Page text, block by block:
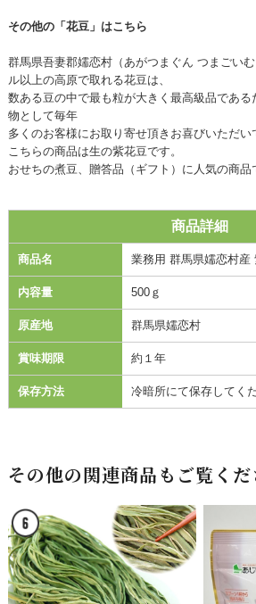
その他の「花豆」はこちら
群馬県吾妻郡嬬恋村（あがつまぐん つまごい
ル以上の高原で取れる花豆は、
数ある豆の中で最も粒が大きく最高級品である
物として毎年
多くのお客様にお取り寄せ頂きお喜びいただい
こちらの商品は生の紫花豆です。
おせちの煮豆、贈答品（ギフト）に人気の商品
商品詳細
商品名 業務用 群馬県嬬恋村産
内容量 500ｇ
原産地 群馬県嬬恋村
賞味期限 約１年
保存方法 冷暗所にて保存してく
その他の関連商品もご覧くだ